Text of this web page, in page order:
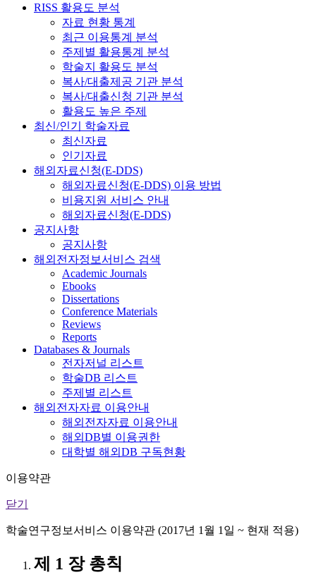
RISS 활용도 분석
자료 현황 통계
최근 이용통계 분석
주제별 활용통계 분석
학술지 활용도 분석
복사/대출제공 기관 분석
복사/대출신청 기관 분석
활용도 높은 주제
최신/인기 학술자료
최신자료
인기자료
해외자료신청(E-DDS)
해외자료신청(E-DDS) 이용 방법
비용지원 서비스 안내
해외자료신청(E-DDS)
공지사항
공지사항
해외전자정보서비스 검색
Academic Journals
Ebooks
Dissertations
Conference Materials
Reviews
Reports
Databases & Journals
전자저널 리스트
학술DB 리스트
주제별 리스트
해외전자자료 이용안내
해외전자자료 이용안내
해외DB별 이용권한
대학별 해외DB 구독현황
이용약관
닫기
학술연구정보서비스 이용약관 (2017년 1월 1일 ~ 현재 적용)
제 1 장 총칙